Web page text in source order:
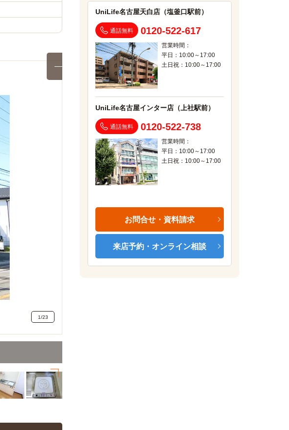
1/23
UniLife名古屋天白店（塩釜口駅前）
通話無料 0120-522-617
営業時間：
平日：10:00～17:00
土日祝：10:00～17:00
UniLife名古屋インター店（上社駅前）
通話無料 0120-522-738
営業時間：
平日：10:00～17:00
土日祝：10:00～17:00
お問合せ・資料請求
来店予約・オンライン相談